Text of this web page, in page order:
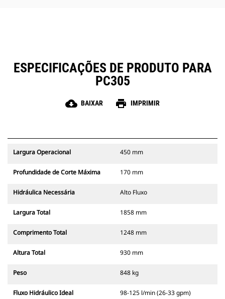
ESPECIFICAÇÕES DE PRODUTO PARA
PC305
cloud_download BAIXAR print IMPRIMIR
Largura Operacional 450 mm
Profundidade de Corte Máxima 170 mm
Hidráulica Necessária Alto Fluxo
Largura Total 1858 mm
Comprimento Total 1248 mm
Altura Total 930 mm
Peso 848 kg
Fluxo Hidráulico Ideal 98-125 l/min (26-33 gpm)